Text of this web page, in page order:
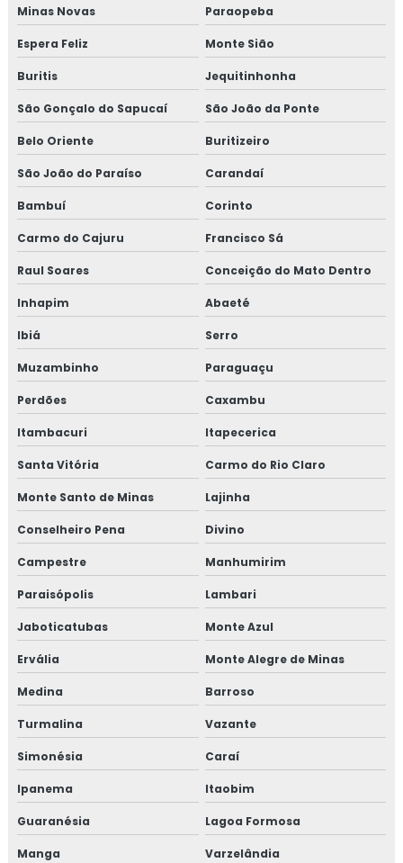
Minas Novas Paraopeba
Espera Feliz Monte Sião
Buritis Jequitinhonha
São Gonçalo do Sapucaí São João da Ponte
Belo Oriente Buritizeiro
São João do Paraíso Carandaí
Bambuí Corinto
Carmo do Cajuru Francisco Sá
Raul Soares Conceição do Mato Dentro
Inhapim Abaeté
Ibiá Serro
Muzambinho Paraguaçu
Perdões Caxambu
Itambacuri Itapecerica
Santa Vitória Carmo do Rio Claro
Monte Santo de Minas Lajinha
Conselheiro Pena Divino
Campestre Manhumirim
Paraisópolis Lambari
Jaboticatubas Monte Azul
Ervália Monte Alegre de Minas
Medina Barroso
Turmalina Vazante
Simonésia Caraí
Ipanema Itaobim
Guaranésia Lagoa Formosa
Manga Varzelândia